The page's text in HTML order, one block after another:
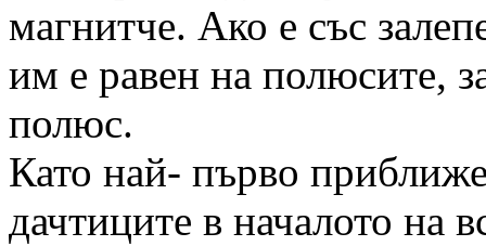
магнитче. Ако е със
им е равен на полюсите,
полюс.
Като най- първо
дачтиците в началото на